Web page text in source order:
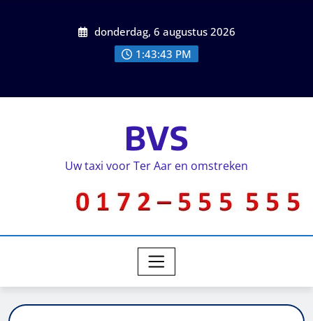
donderdag, 6 augustus 2026
1:43:43 PM
BVS
Uw taxi voor Ter Aar en omstreken